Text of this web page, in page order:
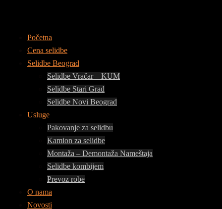
Početna
Cena selidbe
Selidbe Beograd
Selidbe Vračar – KUM
Selidbe Stari Grad
Selidbe Novi Beograd
Usluge
Pakovanje za selidbu
Kamion za selidbe
Montaža – Demontaža Nameštaja
Selidbe kombijem
Prevoz robe
O nama
Novosti